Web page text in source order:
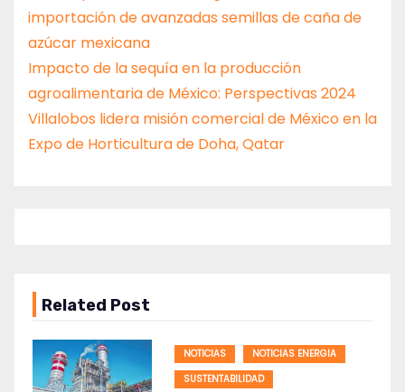
importación de avanzadas semillas de caña de
azúcar mexicana
Impacto de la sequía en la producción
agroalimentaria de México: Perspectivas 2024
Villalobos lidera misión comercial de México en la
Expo de Horticultura de Doha, Qatar
Related Post
NOTICIAS
NOTICIAS ENERGIA
SUSTENTABILIDAD